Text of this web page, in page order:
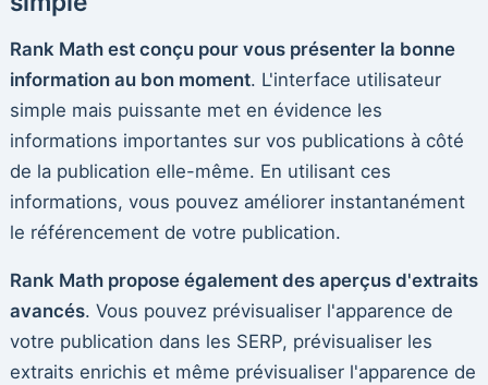
Rank Math est conçu pour vous présenter la bonne
information au bon moment. L'interface utilisateur
simple mais puissante met en évidence les
informations importantes sur vos publications à côté
de la publication elle-même. En utilisant ces
informations, vous pouvez améliorer instantanément
le référencement de votre publication.
Rank Math propose également des aperçus d'extraits
avancés. Vous pouvez prévisualiser l'apparence de
votre publication dans les SERP, prévisualiser les
extraits enrichis et même prévisualiser l'apparence de